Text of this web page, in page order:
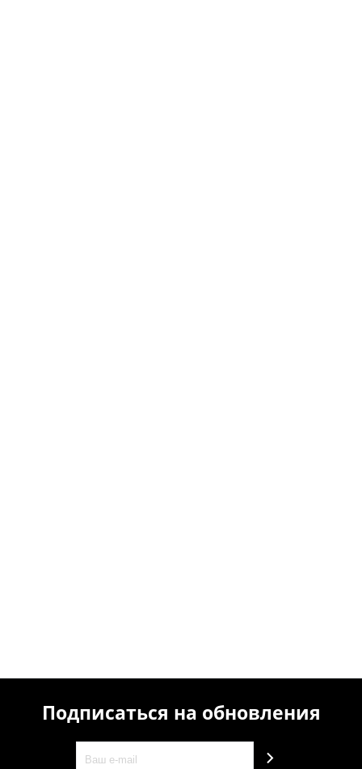
Подписаться на обновления